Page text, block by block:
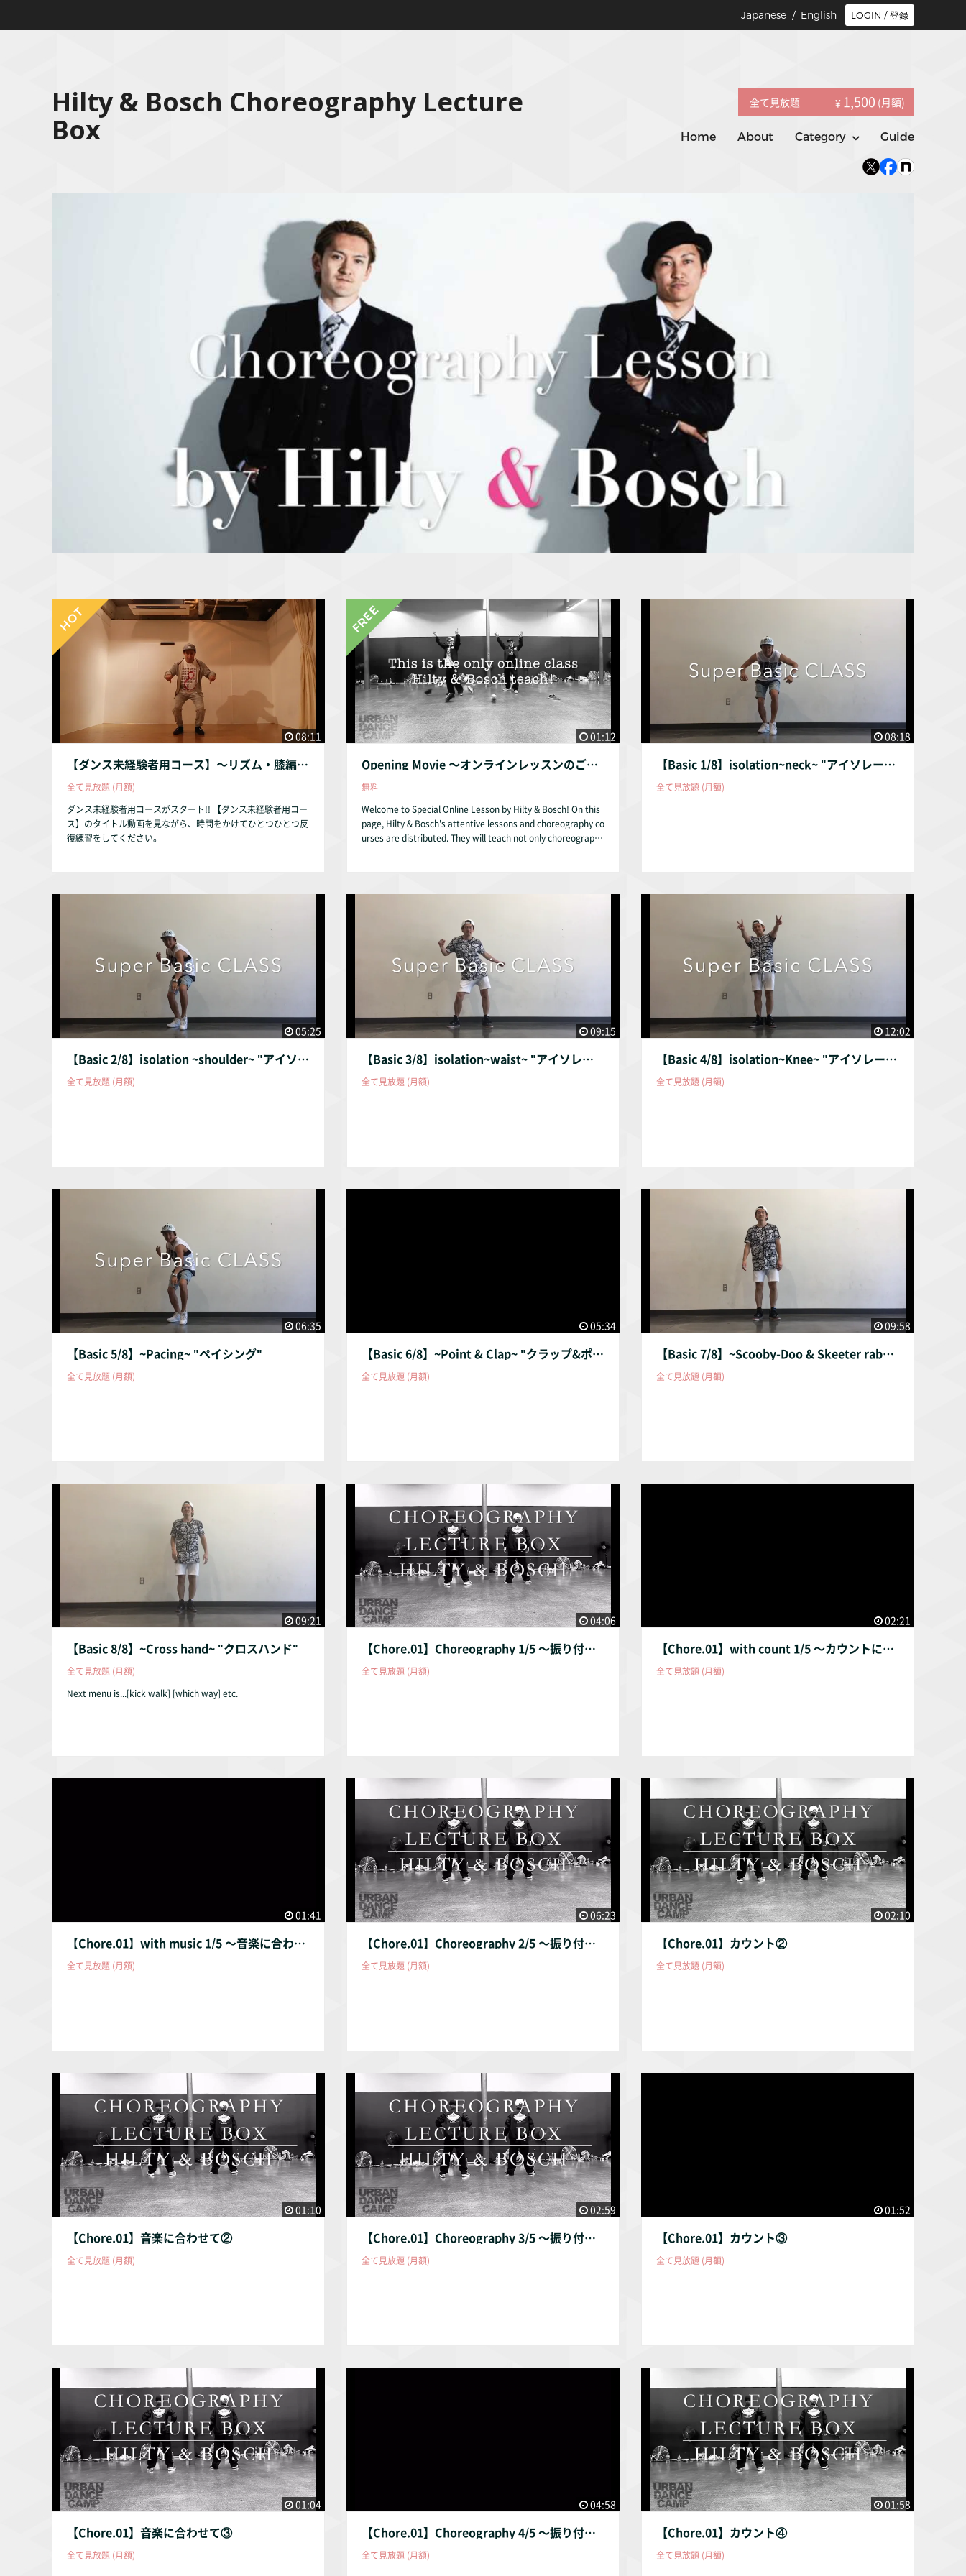
LOGIN / 登録
Japanese / English
Hilty & Bosch Choreography Lecture
Box
全て見放題 ¥ 1,500 (月額)
Home About Category Guide
08:11
【ダンス未経験者用コース】〜リズム・膝編〜
全て見放題 (月額)
ダンス未経験者用コースがスタート!! 【ダンス未経験者用コー
ス】のタイトル動画を見ながら、時間をかけてひとつひとつ反
復練習をしてください。
01:12
Opening Movie 〜オンラインレッスンのご紹介〜
無料
Welcome to Special Online Lesson by Hilty & Bosch! On this
page, Hilty & Bosch's attentive lessons and choreography co
urses are distributed. They will teach not only choreography
he first choreography menu is [TURN UP THE MUSIC]!! Nest
Locking!!! 第一回Choreography課題曲は「Turn Up The Musi
c」(YouTube再生数：約600万回)!! レクチャーは、全部で５段
階、合計約１時間の内容です。 ７月からは、「スーパーベー
シックレッスン」が登場!! ダンスの基本となる体一つ一つを動
かすアイソレーションから、 トウェルやポイントなどの基本
スキルまで、一つ一つ教え込みます。 ご自分のペースに合わ
せてチャレンジできるオンラインレッスン。 楽しむことを忘
れず、全力でチャレンジしてください。 今後も、週に１〜２
つのペースでレッスンムービーを公開予定です♪
08:18
【Basic 1/8】isolation~neck~ "アイソレーション首"
全て見放題 (月額)
05:25
【Basic 2/8】isolation ~shoulder~ "アイソレーション肩"
全て見放題 (月額)
09:15
【Basic 3/8】isolation~waist~ "アイソレーション腰"
全て見放題 (月額)
12:02
【Basic 4/8】isolation~Knee~ "アイソレーション膝"
全て見放題 (月額)
06:35
【Basic 5/8】~Pacing~ "ペイシング"
全て見放題 (月額)
05:34
【Basic 6/8】~Point & Clap~ "クラップ&ポイント"
全て見放題 (月額)
09:58
【Basic 7/8】~Scooby-Doo & Skeeter rabbit~ "スクービードゥ&スキーターラビット"
全て見放題 (月額)
09:21
【Basic 8/8】~Cross hand~ "クロスハンド"
全て見放題 (月額)
Next menu is...[kick walk] [which way] etc.
04:06
【Chore.01】Choreography 1/5 〜振り付け① ゆっくり振りを覚えよう〜
全て見放題 (月額)
02:21
【Chore.01】with count 1/5 〜カウントに合わせて〜
全て見放題 (月額)
01:41
【Chore.01】with music 1/5 〜音楽に合わせて踊ってみよう〜
全て見放題 (月額)
06:23
【Chore.01】Choreography 2/5 〜振り付け② ゆっくり振りを覚えよう〜
全て見放題 (月額)
02:10
【Chore.01】カウント②
全て見放題 (月額)
01:10
【Chore.01】音楽に合わせて②
全て見放題 (月額)
02:59
【Chore.01】Choreography 3/5 〜振り付け③ ゆっくり振りを覚えよう〜
全て見放題 (月額)
01:52
【Chore.01】カウント③
全て見放題 (月額)
01:04
【Chore.01】音楽に合わせて③
全て見放題 (月額)
04:58
【Chore.01】Choreography 4/5 〜振り付け④ ゆっくり振りを覚えよう〜
全て見放題 (月額)
01:58
【Chore.01】カウント④
全て見放題 (月額)